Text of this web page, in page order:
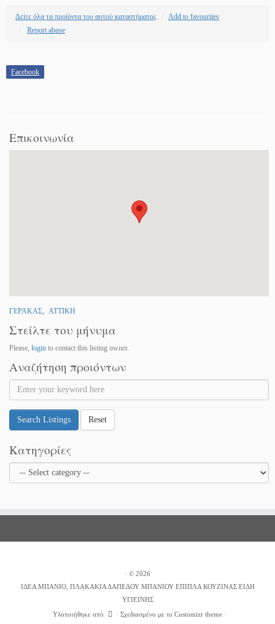
Δείτε όλα τα προϊόντα του αυτού καταστήματος
Add to favourites
Report abuse
Facebook
Επικοινωνία
ΓΕΡΑΚΑΣ, ΑΤΤΙΚΗ
Στείλτε του μήνυμα
Please, login to contact this listing owner.
Αναζήτηση προιόντων
Search Listings Reset
Κατηγορίες
· © 2026
ΙΔΕΑ ΜΠΑΝΙΟ, ΠΛΑΚΑΚΙΑ ΔΑΠΕΔΟΥ ΜΠΑΝΙΟΥ ΕΠΙΠΛΑ ΚΟΥΖΙΝΑΣ ΕΙΔΗ
ΥΓΙΕΙΝΗΣ
· Υλοποιήθηκε από · Σχεδιασμένο με το Customizr theme ·